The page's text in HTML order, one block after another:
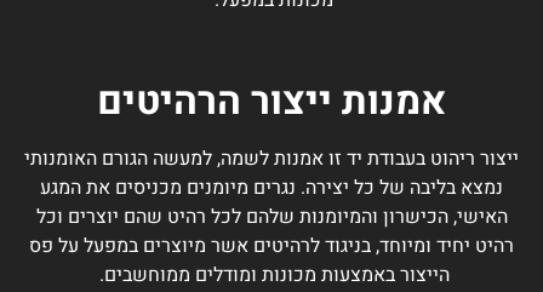
אמנות ייצור הרהיטים
ייצור ריהוט בעבודת יד זו אמנות לשמה, למעשה הגורם האומנותי
נמצא בליבה של כל יצירה. נגרים מיומנים מכניסים את המגע
האישי, הכישרון והמיומנות שלהם לכל רהיט שהם יוצרים וכל
רהיט יחיד ומיוחד, בניגוד לרהיטים אשר מיוצרים במפעל על פס
הייצור באמצעות מכונות ומודלים ממוחשבים.